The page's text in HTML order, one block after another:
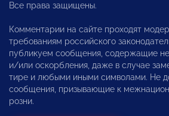
Все права защищены.
Комментарии на сайте проходят
требованиям российского
публикуем сообщения, содержащие
и/или оскорбления, даже в случае
тире и любыми иными символами. Не
сообщения, призывающие к
розни.